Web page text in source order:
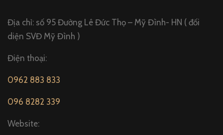
Địa chỉ: số 95 Đường Lê Đức Thọ – Mỹ Đình- HN ( đối
diện SVĐ Mỹ Đình )
Điện thoại:
0962 883 833
096 8282 339
Website: